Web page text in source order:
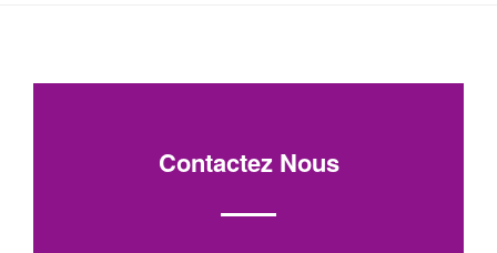
Contactez Nous